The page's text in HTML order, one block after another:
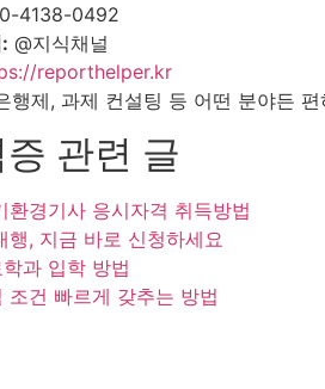
4138-0492
@지식채널
reporthelper.kr
행제, 과제 컨설팅 등 어떤 분야든
관련 글
환경기사 응시자격 취득방법
행, 지금 바로 신청하세요
과 입학 방법
조건 빠르게 갖추는 방법